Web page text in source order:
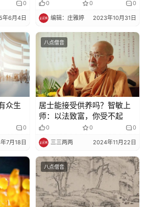
0
年6月4日
0 0 0
编辑：庄雅婷 2023年10月31日
众生
0
7月18日
八点僧音
居士能接受供养吗？智敏上
师：以法致富，你受不起
0 0 0
三三两两 2024年11月22日
八点僧音